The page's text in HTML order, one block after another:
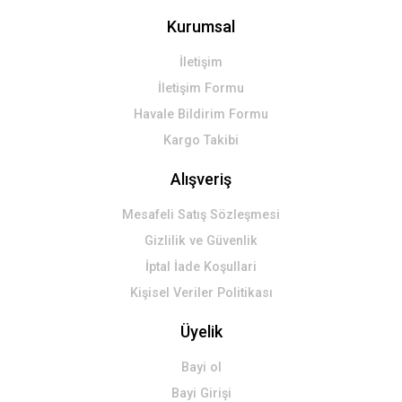
Kurumsal
İletişim
İletişim Formu
Havale Bildirim Formu
Kargo Takibi
Alışveriş
Mesafeli Satış Sözleşmesi
Gizlilik ve Güvenlik
İptal İade Koşullari
Kişisel Veriler Politikası
Üyelik
Bayi ol
Bayi Girişi